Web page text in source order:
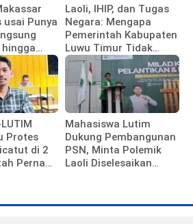
usai Punya
Laoli, IHIP, dan Tugas
Negara: Mengapa
Pemerintah Kabupaten
Luwu Timur Tidak
Sedang Membela
Investor
Protes
di 2
Pernah
Mahasiswa Lutim
Dukung Pembangunan
PSN, Minta Polemik
Laoli Diselesaikan